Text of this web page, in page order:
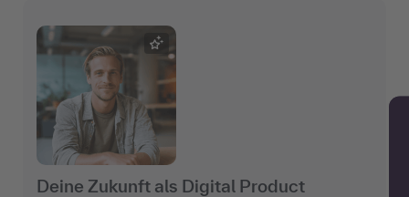
Deine Zukunft als Digital Product